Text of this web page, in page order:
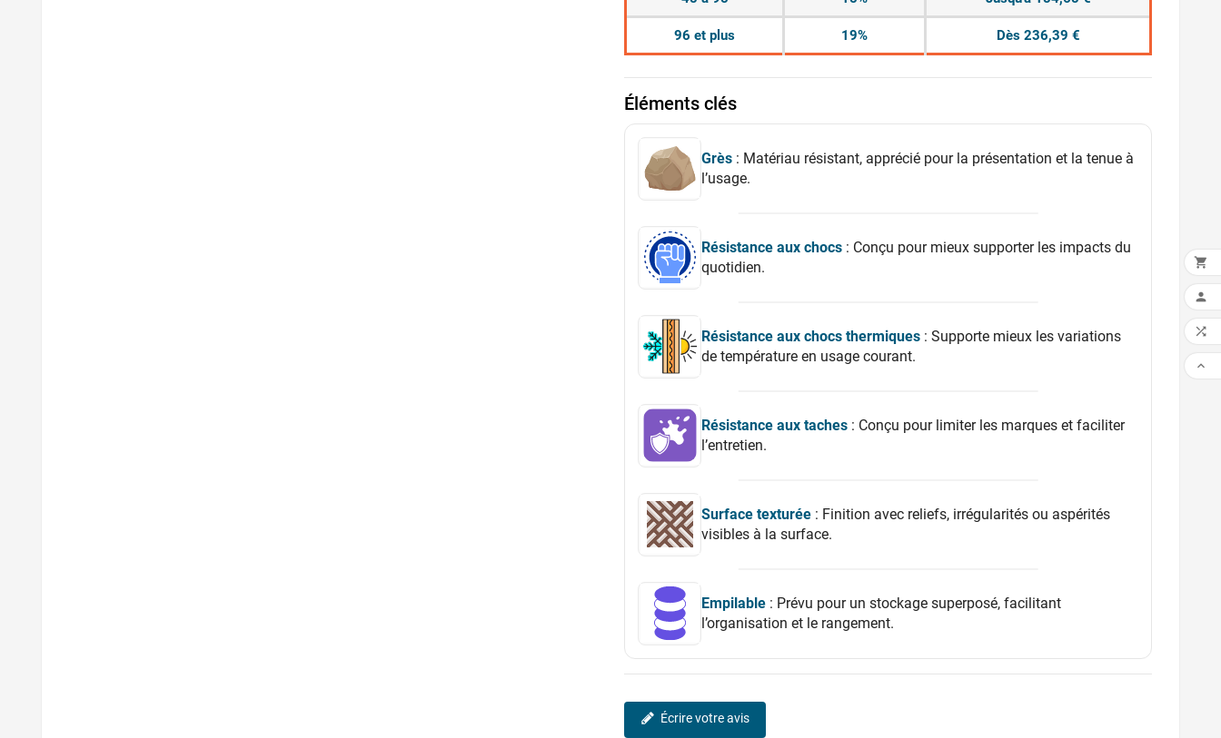
96 et plus 19% Dès 236,39 €
Éléments clés
Grès : Matériau résistant, apprécié pour la présentation et la tenue à
l’usage.
Résistance aux chocs : Conçu pour mieux supporter les impacts du
quotidien.
Résistance aux chocs thermiques : Supporte mieux les variations
de température en usage courant.
Résistance aux taches : Conçu pour limiter les marques et faciliter
l’entretien.
Surface texturée : Finition avec reliefs, irrégularités ou aspérités
visibles à la surface.
Empilable : Prévu pour un stockage superposé, facilitant
l’organisation et le rangement.
Écrire votre avis



